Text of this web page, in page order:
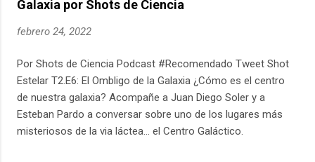
nuestro contenido y considere apoyarnos en Patreon:
https://ift.tt/ZKfMeCz
Galaxia por Shots de Ciencia
febrero 24, 2022
Por Shots de Ciencia Podcast #Recomendado Tweet Shot
Estelar T2.E6: El Ombligo de la Galaxia ¿Cómo es el centro
de nuestra galaxia? Acompañe a Juan Diego Soler y a
Esteban Pardo a conversar sobre uno de los lugares más
misteriosos de la via láctea... el Centro Galáctico.